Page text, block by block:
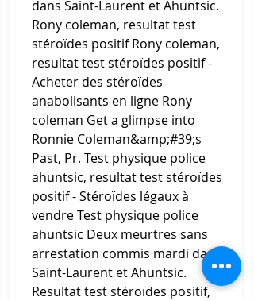
dans Saint-Laurent et Ahuntsic.
Rony coleman, resultat test
stéroïdes positif Rony coleman,
resultat test stéroïdes positif -
Acheter des stéroïdes
anabolisants en ligne Rony
coleman Get a glimpse into
Ronnie Coleman&amp;#39;s
Past, Pr. Test physique police
ahuntsic, resultat test stéroïdes
positif - Stéroïdes légaux à
vendre Test physique police
ahuntsic Deux meurtres sans
arrestation commis mardi dans
Saint-Laurent et Ahuntsic.
Resultat test stéroïdes positif,